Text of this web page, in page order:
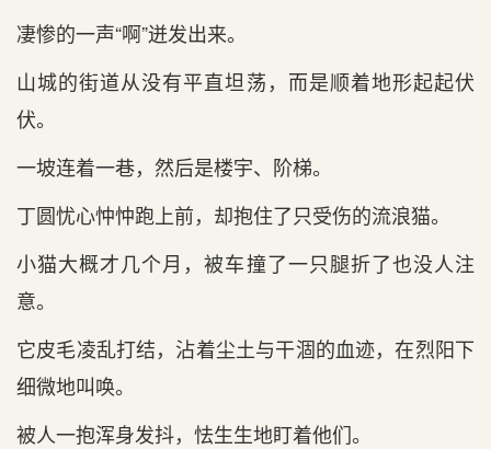
凄惨的一声“啊”迸发出来。
山城的街道从没有平直坦荡，而是顺着地形起起伏
伏。
一坡连着一巷，然后是楼宇、阶梯。
丁圆忧心忡忡跑上前，却抱住了只受伤的流浪猫。
小猫大概才几个月，被车撞了一只腿折了也没人注
意。
它皮毛凌乱打结，沾着尘土与干涸的血迹，在烈阳下
细微地叫唤。
被人一抱浑身发抖，怯生生地盯着他们。